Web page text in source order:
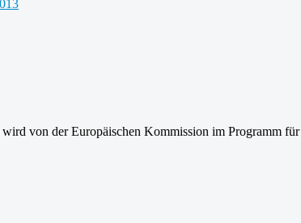
von der Europäischen Kommission im Programm für